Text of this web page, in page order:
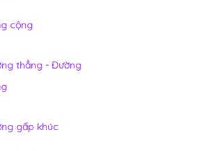
cộng
thẳng - Đường
gấp khúc